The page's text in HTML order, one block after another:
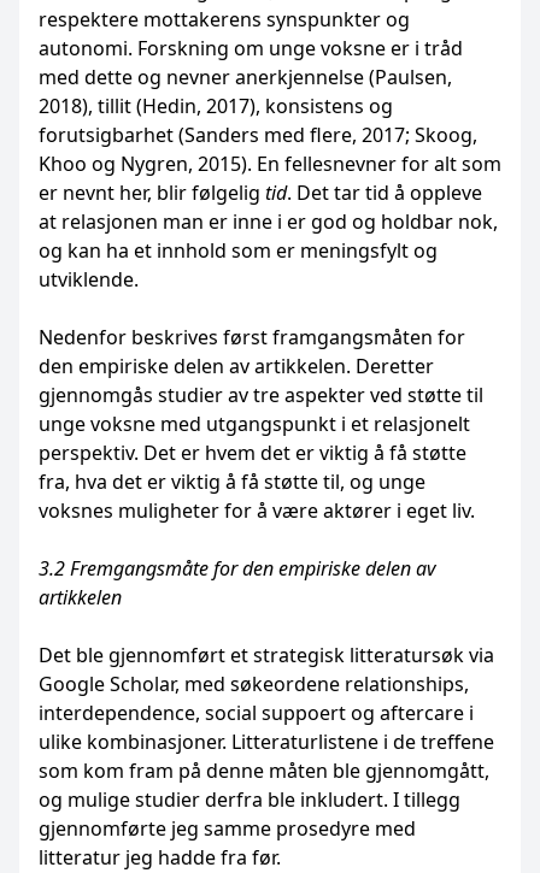
respektere mottakerens synspunkter og
autonomi. Forskning om unge voksne er i tråd
med dette og nevner anerkjennelse (Paulsen,
2018), tillit (Hedin, 2017), konsistens og
forutsigbarhet (Sanders med flere, 2017; Skoog,
Khoo og Nygren, 2015). En fellesnevner for alt som
er nevnt her, blir følgelig tid. Det tar tid å oppleve
at relasjonen man er inne i er god og holdbar nok,
og kan ha et innhold som er meningsfylt og
utviklende.
Nedenfor beskrives først framgangsmåten for
den empiriske delen av artikkelen. Deretter
gjennomgås studier av tre aspekter ved støtte til
unge voksne med utgangspunkt i et relasjonelt
perspektiv. Det er hvem det er viktig å få støtte
fra, hva det er viktig å få støtte til, og unge
voksnes muligheter for å være aktører i eget liv.
3.2 Fremgangsmåte for den empiriske delen av
artikkelen
Det ble gjennomført et strategisk litteratursøk via
Google Scholar, med søkeordene relationships,
interdependence, social suppoert og aftercare i
ulike kombinasjoner. Litteraturlistene i de treffene
som kom fram på denne måten ble gjennomgått,
og mulige studier derfra ble inkludert. I tillegg
gjennomførte jeg samme prosedyre med
litteratur jeg hadde fra før.